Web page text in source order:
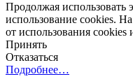
Продолжая использовать
использование cookies.
от использования cookies
Принять
Отказаться
Подробнее…